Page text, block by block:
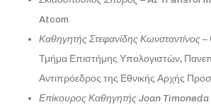
Atcom
Καθηγητής Στεφανίδης Κωνσταντίνος–
Τμήμα Επιστήμης Υπολογιστών,
Αντιπρόεδρος της Εθνικής Αρχής
Επίκουρος Καθηγητής Joan Timoneda